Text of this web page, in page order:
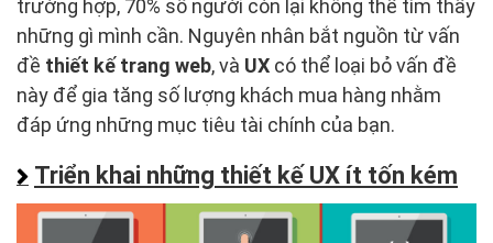
trường hợp, 70% số người còn lại không thể tìm thấy
những gì mình cần. Nguyên nhân bắt nguồn từ vấn
đề thiết kế trang web, và UX có thể loại bỏ vấn đề
này để gia tăng số lượng khách mua hàng nhằm
đáp ứng những mục tiêu tài chính của bạn.
Triển khai những thiết kế UX ít tốn kém